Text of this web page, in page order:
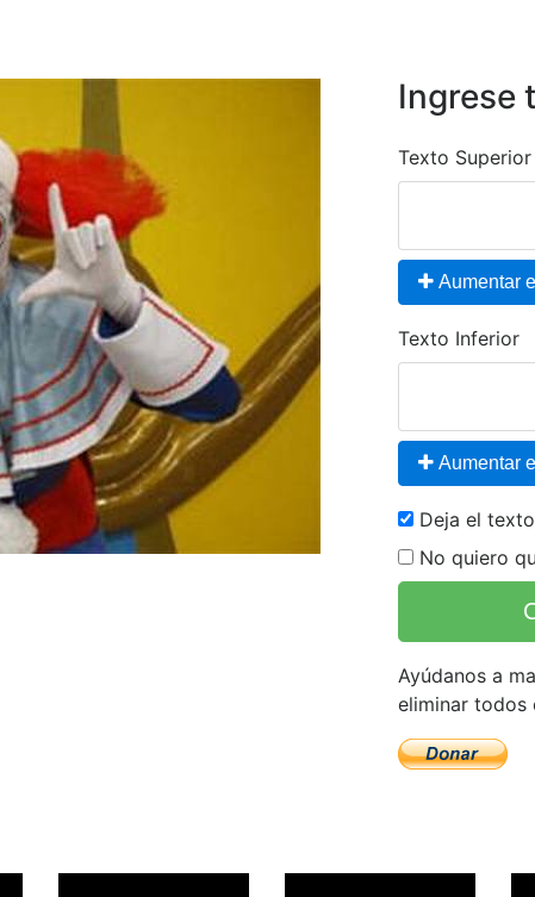
Ingrese
Texto Superior
Aumentar
Texto Inferior
Aumentar
Deja el
No quiero
Ayúdanos a
eliminar todos